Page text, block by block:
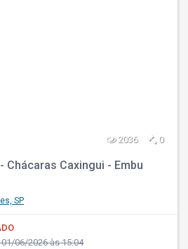
2036 0
Chácaras Caxingui - Embu
SP
01/06/2026 às 15:04